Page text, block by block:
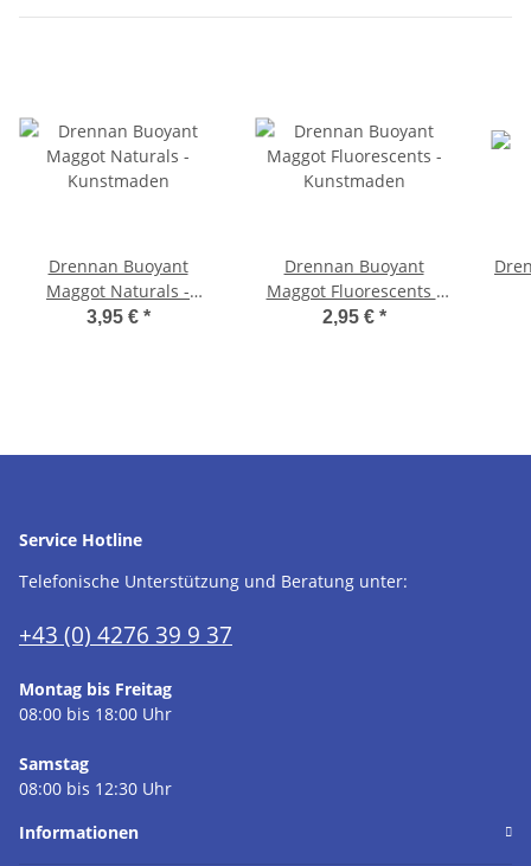
Drennan Buoyant
Maggot Naturals -
Kunstmaden
3,95 € *
Drennan Buoyant
Maggot Fluorescents -
Kunstmaden
2,95 € *
Service Hotline
Telefonische Unterstützung und Beratung unter:
+43 (0) 4276 39 9 37
Montag bis Freitag
08:00 bis 18:00 Uhr
Samstag
08:00 bis 12:30 Uhr
Informationen